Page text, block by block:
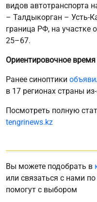
видов автотранспорта
– Талдыкорган – Усть-
граница РФ, на участке
25–67.
Ориентировочное
Ранее синоптики
в 17 регионах страны
Посмотреть полную
tengrinews.kz
Вы можете подобрать в
или связаться с нами по
помогут с выбором